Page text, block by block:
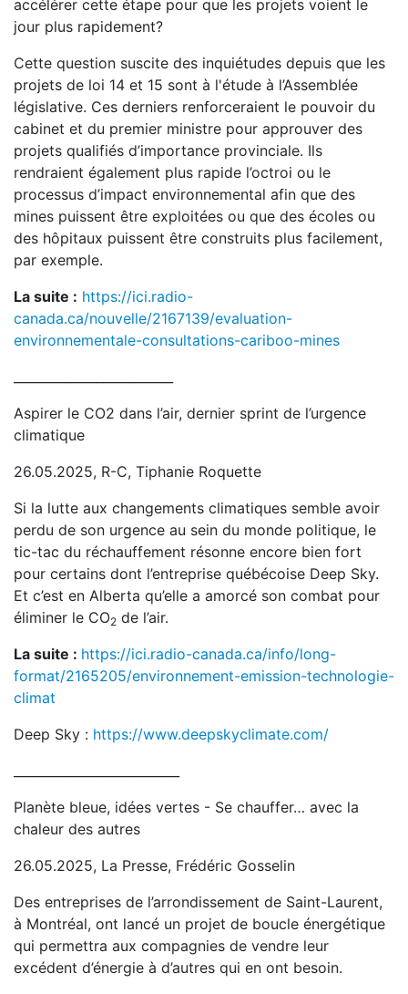
accélérer cette étape pour que les projets voient le
jour plus rapidement?
Cette question suscite des inquiétudes depuis que les
projets de loi 14 et 15 sont à l'étude à l’Assemblée
législative. Ces derniers renforceraient le pouvoir du
cabinet et du premier ministre pour approuver des
projets qualifiés d’importance provinciale. Ils
rendraient également plus rapide l’octroi ou le
processus d’impact environnemental afin que des
mines puissent être exploitées ou que des écoles ou
des hôpitaux puissent être construits plus facilement,
par exemple.
La suite : https://ici.radio-
canada.ca/nouvelle/2167139/evaluation-
environnementale-consultations-cariboo-mines
Aspirer le CO2 dans l’air, dernier sprint de l’urgence
climatique
26.05.2025, R-C, Tiphanie Roquette
Si la lutte aux changements climatiques semble avoir
perdu de son urgence au sein du monde politique, le
tic-tac du réchauffement résonne encore bien fort
pour certains dont l’entreprise québécoise Deep Sky.
Et c’est en Alberta qu’elle a amorcé son combat pour
éliminer le CO2 de l’air.
La suite : https://ici.radio-canada.ca/info/long-
format/2165205/environnement-emission-technologie-
climat
Deep Sky : https://www.deepskyclimate.com/
Planète bleue, idées vertes - Se chauffer… avec la
chaleur des autres
26.05.2025, La Presse, Frédéric Gosselin
Des entreprises de l’arrondissement de Saint-Laurent,
à Montréal, ont lancé un projet de boucle énergétique
qui permettra aux compagnies de vendre leur
excédent d’énergie à d’autres qui en ont besoin.